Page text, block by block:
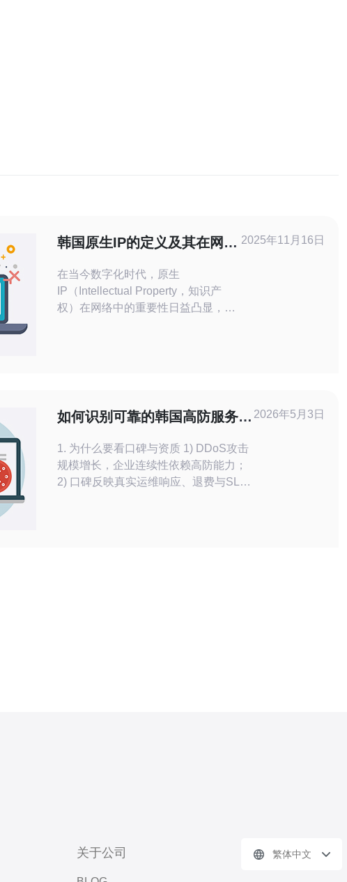
韩国原生IP的定义及其在网络
在当今数字化时代，原生
IP（Intellectual Property，知识产
权）在网络中的重要性日益凸显，尤
分析： 1. 什么是韩国原生IP？ 韩国
原生IP指的是在韩国本土创
2025年11月16日
如何识别可靠的韩国高防服务器
1. 为什么要看口碑与资质 1) DDoS攻击
规模增长，企业连续性依赖高防能力；
2) 口碑反映真实运维响应、退费与SLA
2026年5月3日
关于公司 繁体中文